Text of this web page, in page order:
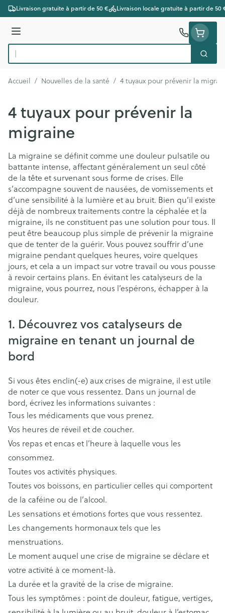
Aller au contenu
Livraison gratuite à partir de 50 € Livraison locale gratuite à partir de 50
Menu
Rechercher
Accueil / Nouvelles de la santé / 4 tuyaux pour prévenir la
4 tuyaux pour prévenir la
migraine
La migraine se définit comme une douleur pulsatile ou
battante intense, affectant généralement un seul côté
de la tête et survenant sous forme de crises. Elle
s’accompagne souvent de nausées, de vomissements et
d’une sensibilité à la lumière et au bruit. Bien qu’il existe
déjà de nombreux traitements contre la céphalée et la
migraine, ils ne constituent pas une solution pour tous. Il
peut être beaucoup plus simple de prévenir la migraine
que de tenter de la guérir. Vous pouvez souffrir d’une
migraine pendant quelques heures, voire quelques
jours, et cela a un impact sur votre travail ou vous pousse
à revoir certains plans. En évitant les catalyseurs de la
migraine, vous pourrez, nous l’espérons, échapper à la
douleur.
1. Découvrez vos catalyseurs de
migraine en tenant un journal de
bord
Si vous êtes enclin(-e) aux crises de migraine, il est utile
de noter ce que vous ressentez. Dans un journal de
bord, écrivez les informations suivantes :
Tous les médicaments que vous prenez.
Vos heures de réveil et de coucher.
Vos repas et encas et l’heure à laquelle vous les
consommez.
Toutes vos activités physiques.
Toutes vos boissons, en particulier celles qui comportent
de la caféine ou de l’alcool.
Les sensations et émotions fortes que vous ressentez.
Les changements hormonaux tels que les
menstruations.
Le moment auquel une crise de migraine se déclare et
votre activité à ce moment-là.
La durée et la gravité de la crise de migraine.
Tous les symptômes : point de douleur, fatigue, vertiges,